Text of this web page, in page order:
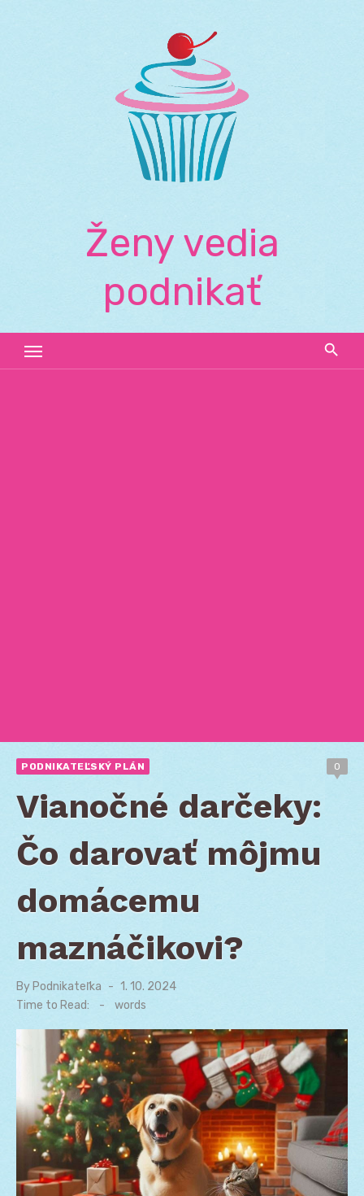
Ženy vedia
podnikať
PODNIKATEĽSKÝ PLÁN 0
Vianočné darčeky:
Čo darovať môjmu
domácemu
maznáčikovi?
By Podnikateľka
Posted
on
1. 10. 2024
Time to Read:
- words